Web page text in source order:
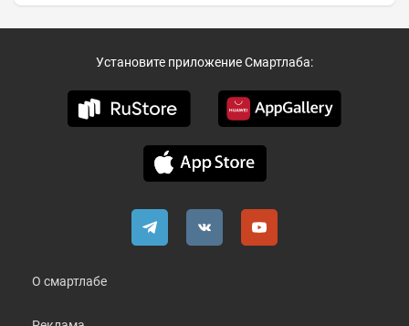
Установите приложение Смартлаба:
О смартлабе